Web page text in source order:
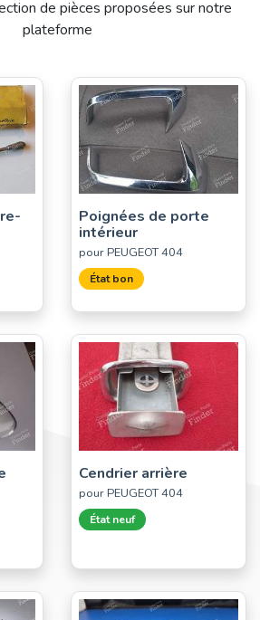
de pièces proposées sur notre
plateforme
Poignées de porte
intérieur
pour PEUGEOT 404
État bon
Cendrier arrière
pour PEUGEOT 404
État neuf